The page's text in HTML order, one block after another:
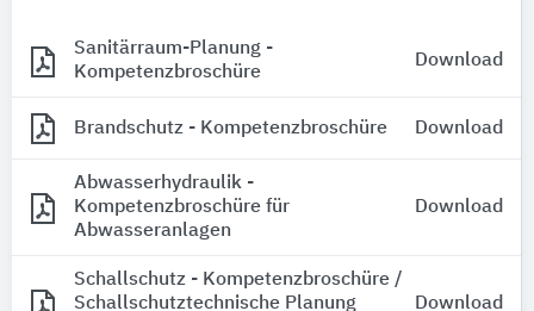
Sanitärraum-Planung -
Kompetenzbroschüre
Download
Brandschutz - Kompetenzbroschüre Download
Abwasserhydraulik -
Kompetenzbroschüre für
Abwasseranlagen
Download
Schallschutz - Kompetenzbroschüre /
Schallschutztechnische Planung
Download